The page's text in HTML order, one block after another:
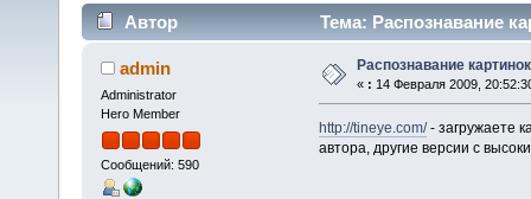
Автор Тема: Распознавание
admin
Administrator
Hero Member
Сообщений: 590
Распознавание
« : 14 Февраля 2009,
http://tineye.com/- загружаете
автора, другие версии с